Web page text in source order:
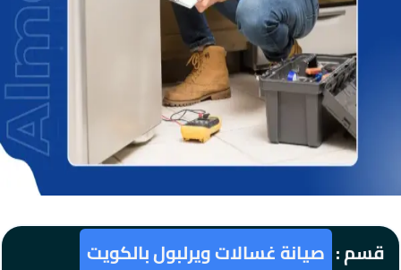
قسم : صيانة غسالات ويرلبول بالكويت